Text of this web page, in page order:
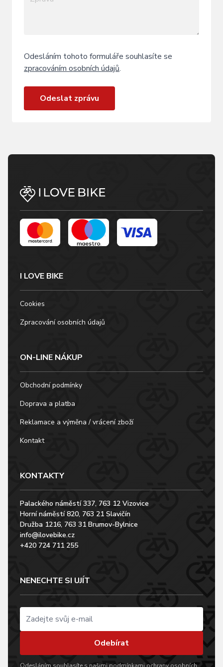
Odesláním tohoto formuláře souhlasíte se
zpracováním osobních údajů.
Odeslat zprávu
I LOVE BIKE
Cookies
Zpracování osobních údajů
ON-LINE NÁKUP
Obchodní podmínky
Doprava a platba
Reklamace a výměna / vrácení zboží
Kontakt
KONTAKTY
Palackého náměstí 337, 763 12 Vizovice
Horní náměstí 820, 763 21 Slavičín
Družba 1216, 763 31 Brumov-Bylnice
info@ilovebike.cz
+420 724 711 255
NENECHTE SI UJÍT
Odebírat